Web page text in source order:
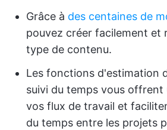
Grâce à des centaines de
pouvez créer facilement et
type de contenu.
Les fonctions d'estimation
suivi du temps vous offrent
vos flux de travail et
du temps entre les projets